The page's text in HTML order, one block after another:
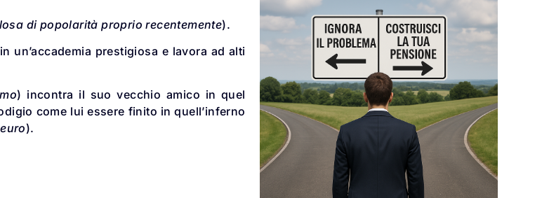
di popolarità proprio recentemente).
un’accademia prestigiosa e lavora ad alti
) incontra il suo vecchio amico in quel
come lui essere finito in quell’inferno
).